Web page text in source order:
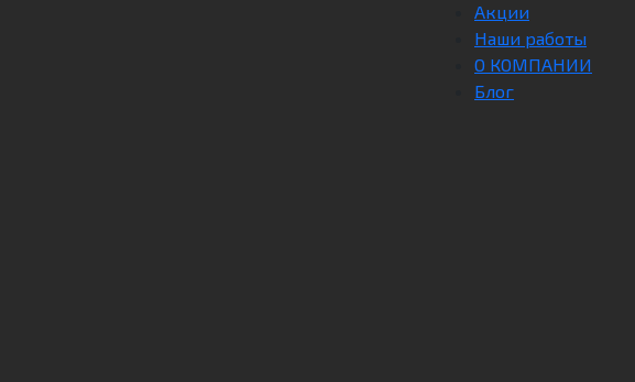
Акции
Наши работы
О КОМПАНИИ
Блог